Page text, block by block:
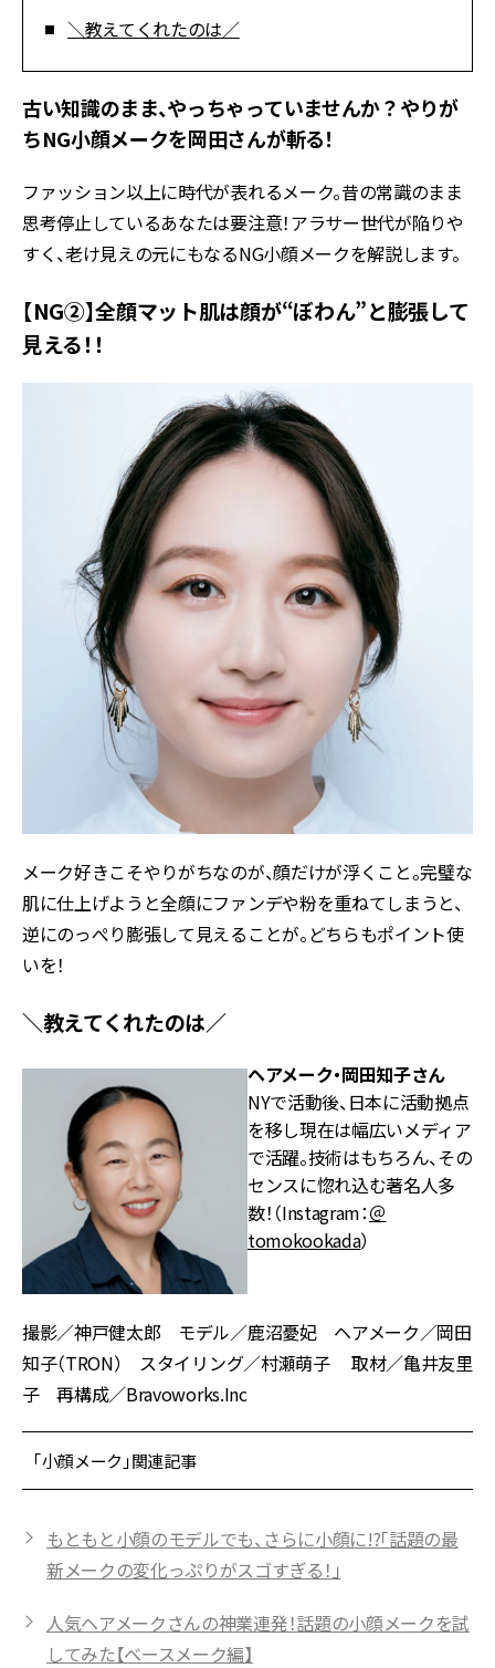
＼教えてくれたのは／
古い知識のまま、やっちゃっていませんか？やりが
ちNG小顔メークを岡田さんが斬る！
ファッション以上に時代が表れるメーク。昔の常識のまま
思考停止しているあなたは要注意！アラサー世代が陥りや
すく、老け見えの元にもなるNG小顔メークを解説します。
【NG②】全顔マット肌は顔が“ぼわん”と膨張して
見える！！
メーク好きこそやりがちなのが、顔だけが浮くこと。完璧な
肌に仕上げようと全顔にファンデや粉を重ねてしまうと、
逆にのっぺり膨張して見えることが。どちらもポイント使
いを！
＼教えてくれたのは／
ヘアメーク・岡田知子さん
NYで活動後、日本に活動拠点
を移し現在は幅広いメディア
で活躍。技術はもちろん、その
センスに惚れ込む著名人多
数！（Instagram：＠
tomokookada）
撮影／神戸健太郎 モデル／鹿沼憂妃 ヘアメーク／岡田
知子（TRON） スタイリング／村瀬萌子 取材／亀井友里
子 再構成／Bravoworks.Inc
「小顔メーク」関連記事
もともと小顔のモデルでも、さらに小顔に!?「話題の最
新メークの変化っぷりがスゴすぎる！」
人気ヘアメークさんの神業連発！話題の小顔メークを試
してみた【ベースメーク編】